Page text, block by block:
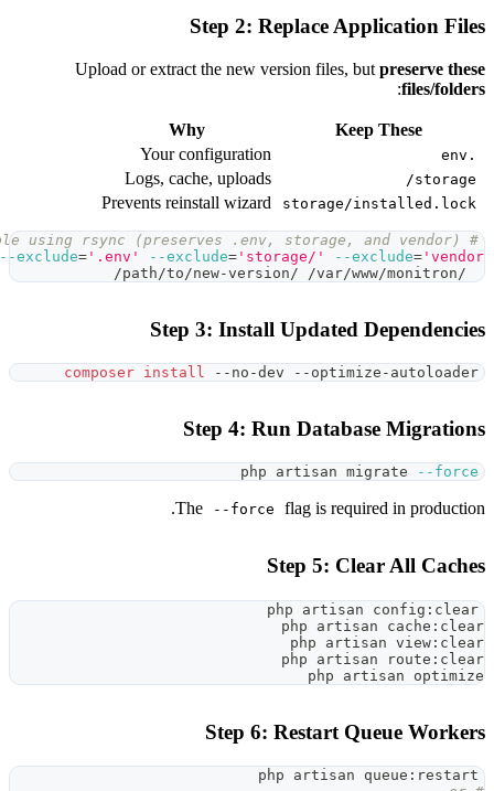
Step 2: Replace
Upload or extract the new version
Why
Logs, cache, uploads
Prevents reinstall wizard
rsync -av --exclude= '.env' --exclude ='storage/'
\
Step 3: Install
composer install --no-dev --
Step 4: Run
php
The --force flag is
Step 5:
php
php
php
php
Step 6:
php